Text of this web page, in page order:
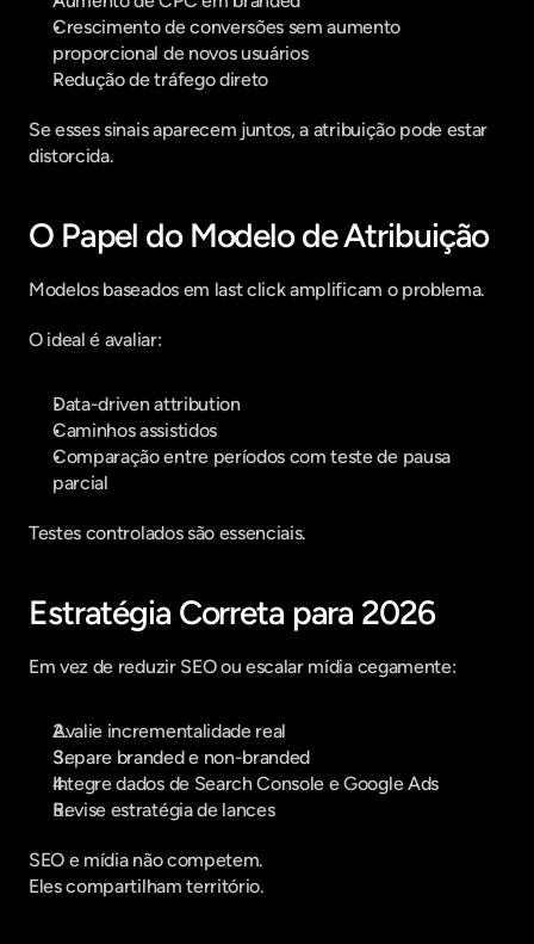
Crescimento de conversões sem aumento
proporcional de novos usuários
Redução de tráfego direto
Se esses sinais aparecem juntos, a atribuição pode estar
distorcida.
O Papel do Modelo de Atribuição
Modelos baseados em last click amplificam o problema.
O ideal é avaliar:
Data-driven attribution
Caminhos assistidos
Comparação entre períodos com teste de pausa
parcial
Testes controlados são essenciais.
Estratégia Correta para 2026
Em vez de reduzir SEO ou escalar mídia cegamente:
Avalie incrementalidade real
Separe branded e non-branded
Integre dados de Search Console e Google Ads
Revise estratégia de lances
SEO e mídia não competem.
Eles compartilham território.